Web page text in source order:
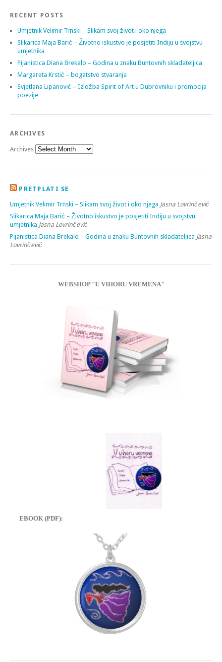
RECENT POSTS
Umjetnik Velimir Trnski – Slikam svoj život i oko njega
Slikarica Maja Barić – Životno iskustvo je posjetiti Indiju u svojstvu
umjetnika
Pijanistica Diana Brekalo – Godina u znaku Buntovnih skladateljica
Margareta Krstić – bogatstvo stvaranja
Svjetlana Lipanović – Izložba Spirit of Art u Dubrovniku i promocija
poezije
ARCHIVES
Archives
PRETPLATI SE
Umjetnik Velimir Trnski – Slikam svoj život i oko njega Jasna Lovrinčević
Slikarica Maja Barić – Životno iskustvo je posjetiti Indiju u svojstvu
umjetnika Jasna Lovrinčević
Pijanistica Diana Brekalo – Godina u znaku Buntovnih skladateljica Jasna
Lovrinčević
WEBSHOP "U VIHORU VREMENA"
EBOOK (PDF):